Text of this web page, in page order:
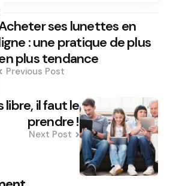
ses lunettes en
: une pratique de plus
plus tendance
Previous Post
libre, il faut le
prendre !
Next Post